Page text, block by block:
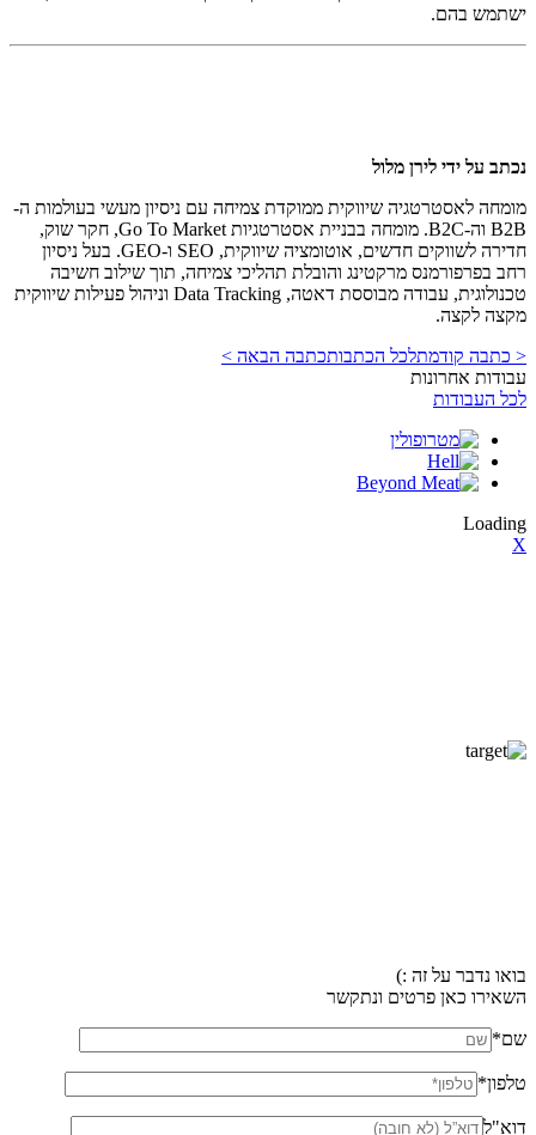
ישתמש בהם.
נכתב על ידי לירן מלול
מומחה לאסטרטגיה שיווקית ממוקדת צמיחה עם ניסיון מעשי בעולמות ה-
B2B וה-B2C. מומחה בבניית אסטרטגיות Go To Market, חקר שוק,
חדירה לשווקים חדשים, אוטומציה שיווקית, SEO ו-GEO. בעל ניסיון
רחב בפרפורמנס מרקטינג והובלת תהליכי צמיחה, תוך שילוב חשיבה
טכנולוגית, עבודה מבוססת דאטה, Data Tracking וניהול פעילות שיווקית
מקצה לקצה.
< כתבה קודמתלכל הכתבותכתבה הבאה >
עבודות אחרונות
לכל העבודות
Loading
X
בואו נדבר על זה :)
השאירו כאן פרטים ונתקשר
שם*
טלפון*
דוא"ל